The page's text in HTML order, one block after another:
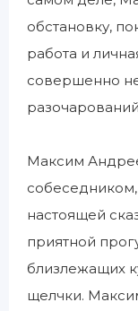
обстановку,
работа и
совершенно
Максим
настоящей
приятной
близлежащих
щелчки.